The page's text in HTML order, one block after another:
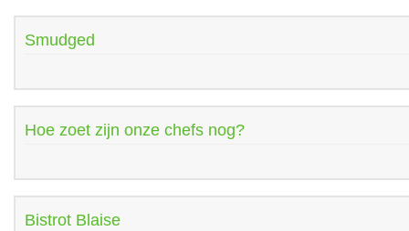
Smudged
Hoe zoet zijn onze chefs nog?
Bistrot Blaise